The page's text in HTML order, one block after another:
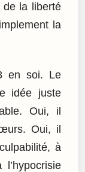
de la liberté
la
en soi. Le
idée juste
Oui, il
Oui, il
à